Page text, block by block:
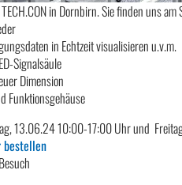
in Dornbirn. Sie finden uns
in Echtzeit visualisieren u.v.m.
Signalsäule
Dimension
Funktionsgehäuse
13.06.24 10:00-17:00 Uhr und
bestellen